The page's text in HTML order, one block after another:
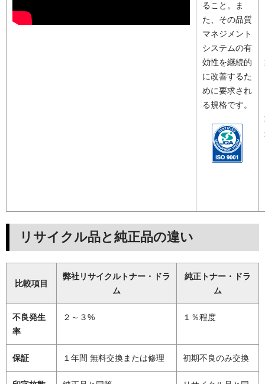
ること。ま
た、その品質
マネジメント
システムの有
効性を継続的
に改善するた
めに要求され
る規格です。
リサイクル品と純正品の違い
比較項目
弊社リサイクルトナー・ドラ
ム
純正トナー・ドラ
ム
不良発生
率
２～３% １％程度
保証 １年間 無料交換または修理 初期不良のみ交換